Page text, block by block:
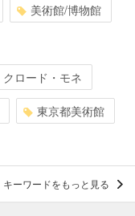
美術館/博物館
クロード・モネ
東京都美術館
キーワードをもっと見る